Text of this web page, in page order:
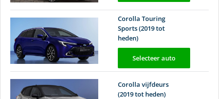
Corolla Touring
Sports (2019 tot
heden)
Selecteer auto
Corolla vijfdeurs
(2019 tot heden)